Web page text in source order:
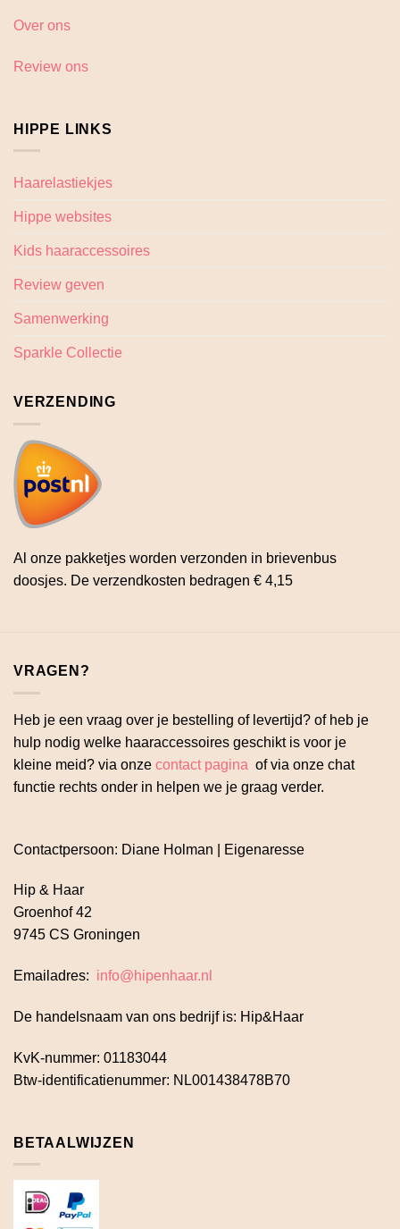
Over ons
Review ons
HIPPE LINKS
Haarelastiekjes
Hippe websites
Kids haaraccessoires
Review geven
Samenwerking
Sparkle Collectie
VERZENDING
Al onze pakketjes worden verzonden in brievenbus
doosjes. De verzendkosten bedragen € 4,15
VRAGEN?
Heb je een vraag over je bestelling of levertijd? of heb je
hulp nodig welke haaraccessoires geschikt is voor je
kleine meid? via onze contact pagina of via onze chat
functie rechts onder in helpen we je graag verder.
Contactpersoon: Diane Holman | Eigenaresse
Hip & Haar
Groenhof 42
9745 CS Groningen
Emailadres: info@hipenhaar.nl
De handelsnaam van ons bedrijf is: Hip&Haar
KvK-nummer: 01183044
Btw-identificatienummer: NL001438478B70
BETAALWIJZEN